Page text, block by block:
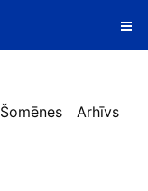
Šomēnes Arhīvs